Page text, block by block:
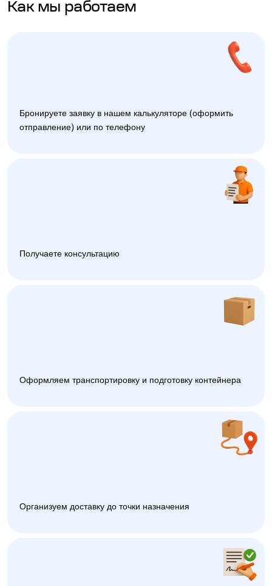
Как мы работаем
Бронируете заявку в нашем калькуляторе (оформить
отправление) или по телефону
Получаете консультацию
Оформляем транспортировку и подготовку контейнера
Организуем доставку до точки назначения